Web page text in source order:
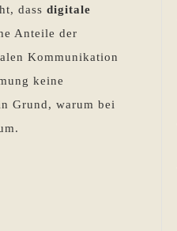
dass digitale
Anteile der
Kommunikation
keine
Grund, warum bei